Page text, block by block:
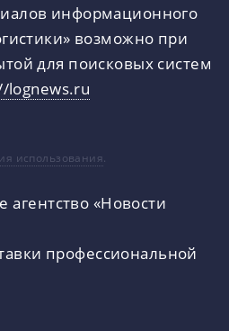
информационного
возможно при
для поисковых систем
lognews.ru
использования.
«Новости
профессиональной